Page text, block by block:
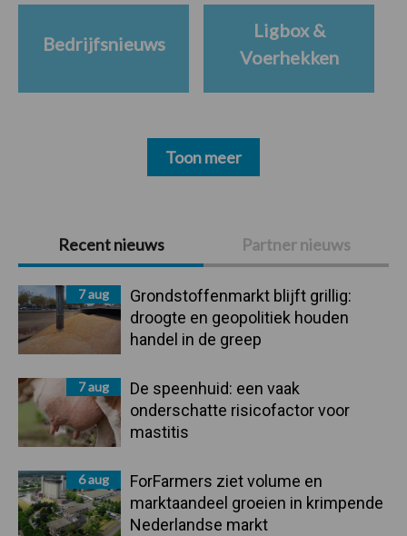
Primaire
Sidebar
Recent nieuws Partner nieuws
7 aug
Grondstoffenmarkt blijft grillig:
droogte en geopolitiek houden
handel in de greep
7 aug
De speenhuid: een vaak
onderschatte risicofactor voor
mastitis
6 aug
ForFarmers ziet volume en
marktaandeel groeien in krimpende
Nederlandse markt
Bedrijfsnieuws
Ligbox &
Voerhekken
Toon meer